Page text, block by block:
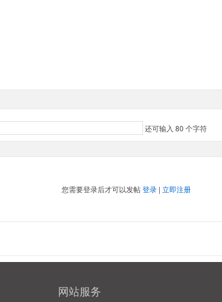
还可输入 80 个字符
您需要登录后才可以发帖登录| 立即注册
网站服务